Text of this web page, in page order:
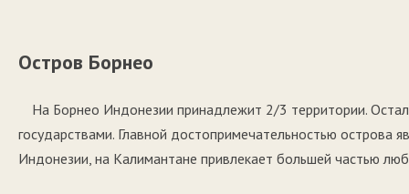
Остров Борнео
На Борнео Индонезии принадлежит 2/3 территории.
государствами. Главной достопримечательностью острова
Индонезии, на Калимантане привлекает большей частью